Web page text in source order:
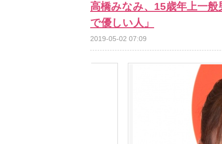
高橋みなみ、15歳年上一
で優しい人」
2019-05-02 07:09